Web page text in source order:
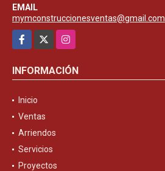
EMAIL
mymconstruccionesventas@gmail.com
Facebook
Instagram
INFORMACIÓN
Inicio
Ventas
Arriendos
Servicios
Proyectos